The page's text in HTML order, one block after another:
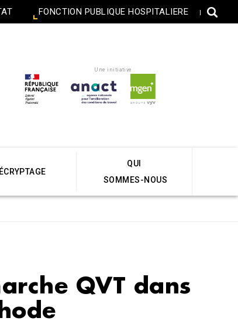
FONCTION PUBLIQUE HOSPITALIERE
Une initiative
QUI
SOMMES-NOUS
QVT dans